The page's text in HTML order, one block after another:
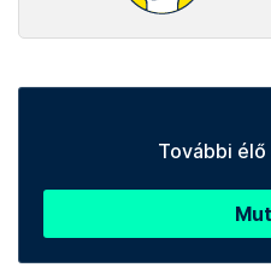
További